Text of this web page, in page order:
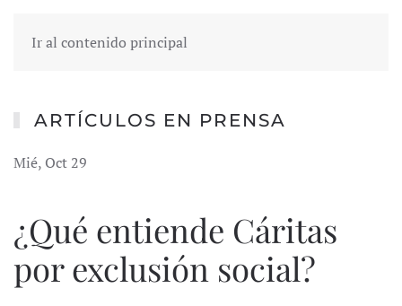
Ir al contenido principal
ARTÍCULOS EN PRENSA
Mié, Oct 29
¿Qué entiende Cáritas
por exclusión social?